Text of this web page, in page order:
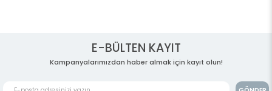
E-BÜLTEN KAYIT
Kampanyalarımızdan haber almak için kayıt olun!